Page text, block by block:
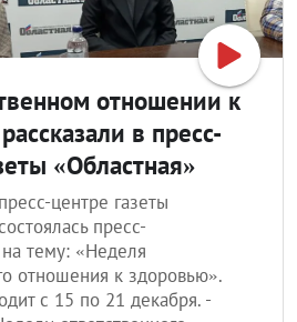
отношении к
в пресс-
«Областная»
центре газеты
пресс-
тему: «Неделя
отношения к здоровью».
с 15 по 21 декабря. -